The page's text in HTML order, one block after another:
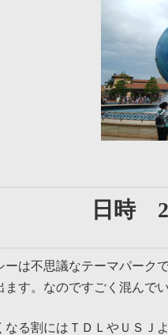
日時
ーは不思議なテーマパーク
ます。なのですごく混んで
なる割にはＴＤＬやＵＳＪ